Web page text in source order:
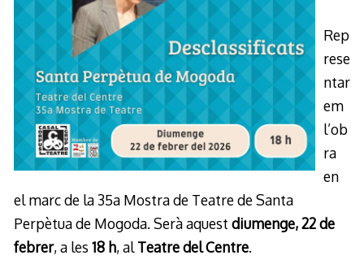
Rep
rese
ntar
em
l’ob
ra
en
el marc de la 35a Mostra de Teatre de Santa
Perpètua de Mogoda. Serà aquest diumenge, 22 de
febrer, a les 18 h, alTeatre del Centre.